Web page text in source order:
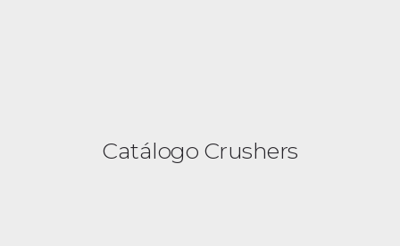
DESCARGAR PDFCatálogo Crushers